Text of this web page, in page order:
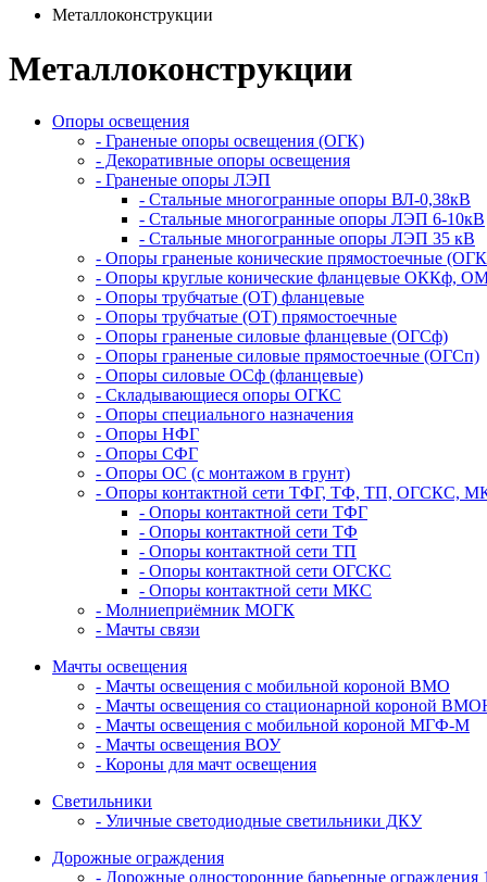
Металлоконструкции
Металлоконструкции
Опоры освещения
- Граненые опоры освещения (ОГК)
- Декоративные опоры освещения
- Граненые опоры ЛЭП
- Стальные многогранные опоры ВЛ-0,38кВ
- Стальные многогранные опоры ЛЭП 6-10кВ
- Стальные многогранные опоры ЛЭП 35 кВ
- Опоры граненые конические прямостоечные
- Опоры круглые конические фланцевые ОККф,
- Опоры трубчатые (ОТ) фланцевые
- Опоры трубчатые (ОТ) прямостоечные
- Опоры граненые силовые фланцевые (ОГСф)
- Опоры граненые силовые прямостоечные (ОГСп)
- Опоры силовые ОСф (фланцевые)
- Складывающиеся опоры ОГКС
- Опоры специального назначения
- Опоры НФГ
- Опоры СФГ
- Опоры ОС (с монтажом в грунт)
- Опоры контактной сети ТФГ, ТФ, ТП, ОГСКС,
- Опоры контактной сети ТФГ
- Опоры контактной сети ТФ
- Опоры контактной сети ТП
- Опоры контактной сети ОГСКС
- Опоры контактной сети МКС
- Молниеприёмник МОГК
- Мачты связи
Мачты освещения
- Мачты освещения с мобильной короной ВМО
- Мачты освещения со стационарной короной
- Мачты освещения с мобильной короной МГФ-М
- Мачты освещения ВОУ
- Короны для мачт освещения
Светильники
- Уличные светодиодные светильники ДКУ
Дорожные ограждения
- Дорожные oдносторонние барьерные ограждения